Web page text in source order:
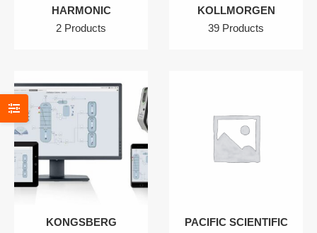
HARMONIC
2 Products
KOLLMORGEN
39 Products
KONGSBERG
PACIFIC SCIENTIFIC